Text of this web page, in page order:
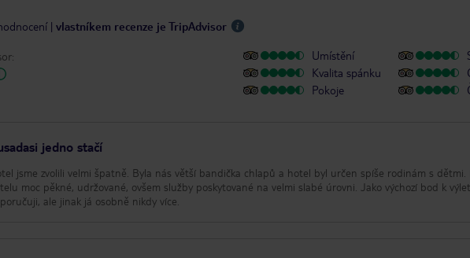
| vlastníkem recenze je TripAdvisor
Umístění
Kvalita spánku
Pokoje
jedno stačí
jsme zvolili velmi špatně. Byla nás větší bandička chlapů a hotel byl určen spíše rodinám s dětmi.
moc pěkné, udržované, ovšem služby poskytované na velmi slabé úrovni. Jako výchozí bod k
ale jinak já osobně nikdy více.